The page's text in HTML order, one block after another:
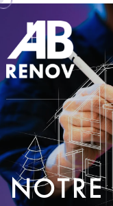
NOTRE